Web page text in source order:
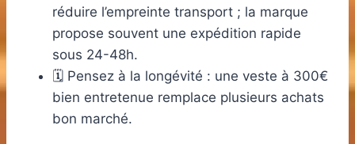
réduire l’empreinte transport ; la marque
propose souvent une expédition rapide
sous 24-48h.
🗓️ Pensez à la longévité : une veste à 300€
bien entretenue remplace plusieurs achats
bon marché.